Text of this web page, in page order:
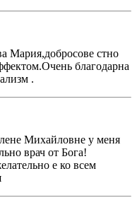
Мария,добросове стно
благодарна
.
Михайловне у меня
врач от Бога!
е ко всем